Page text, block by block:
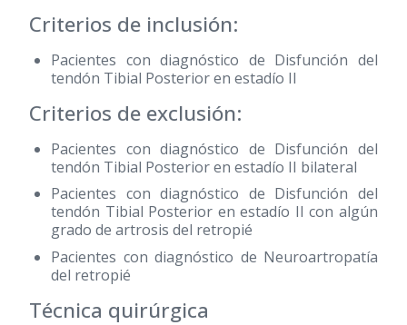
Criterios de inclusión:
Pacientes con diagnóstico de Disfunción del
tendón Tibial Posterior en estadío II
Criterios de exclusión:
Pacientes con diagnóstico de Disfunción del
tendón Tibial Posterior en estadío II bilateral
Pacientes con diagnóstico de Disfunción del
tendón Tibial Posterior en estadío II con algún
grado de artrosis del retropié
Pacientes con diagnóstico de Neuroartropatía
del retropié
Técnica quirúrgica